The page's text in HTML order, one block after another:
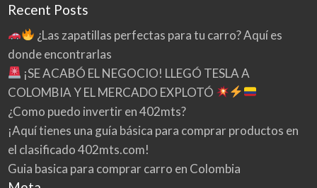
Recent Posts
¿Las zapatillas perfectas para tu carro? Aquí es
donde encontrarlas
¡SE ACABÓ EL NEGOCIO! LLEGÓ TESLA A
COLOMBIA Y EL MERCADO EXPLOTÓ
¿Como puedo invertir en 402mts?
¡Aquí tienes una guía básica para comprar productos en
el clasificado 402mts.com!
Guia basica para comprar carro en Colombia